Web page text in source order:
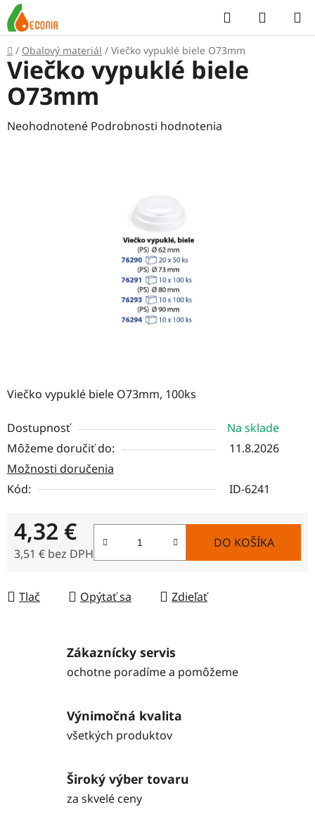
Prejsť
na
obsah
Hľadať
KOŠÍK
Domov
/ Obalový materiál / Viečko vypuklé biele O73mm
Viečko vypuklé biele O73mm, 100ks
Dostupnosť
Na sklade
Môžeme doručiť do:
11.8.2026
Možnosti doručenia
Kód:
ID-6241
4,32 €
3,51 € bez DPH
DO KOŠÍKA
Tlač Opýtať sa Zdieľať
Viečko vypuklé biele
O73mm
Priemerné
Neohodnotené Podrobnosti hodnotenia
Zákaznícky servis
ochotne poradíme a pomôžeme
Výnimočná kvalita
všetkých produktov
Široký výber tovaru
za skvelé ceny